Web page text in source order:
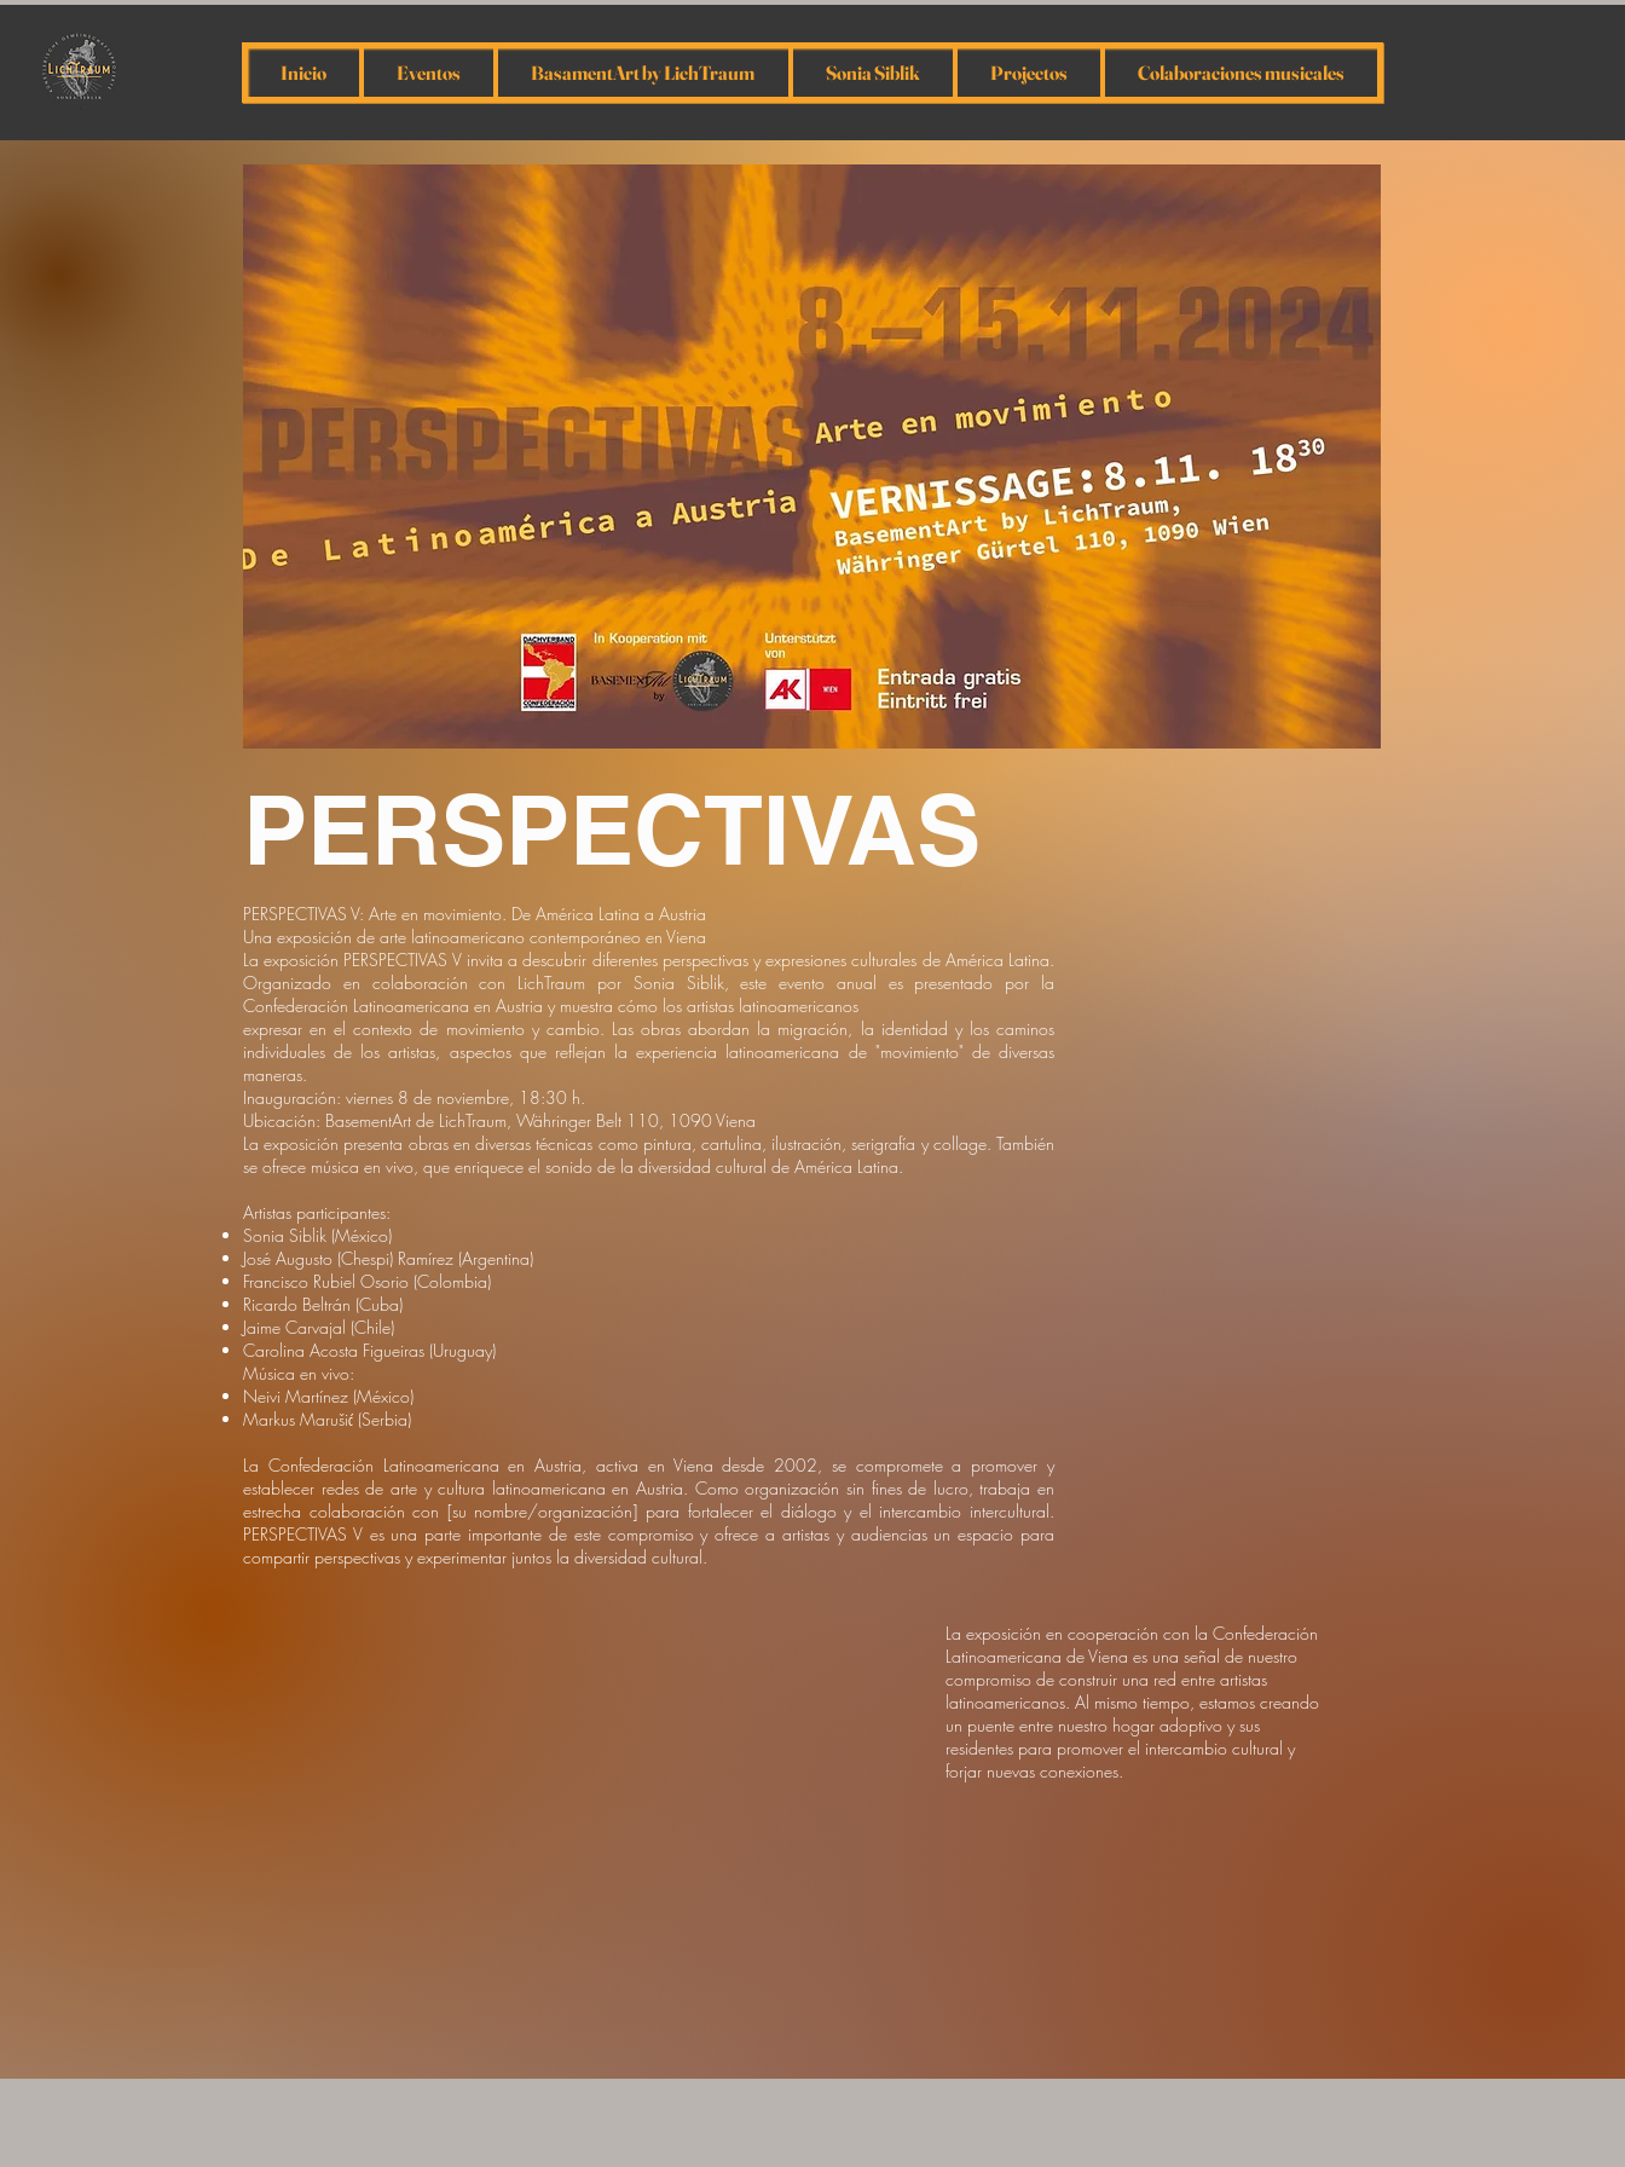
Inicio Eventos BasamentArt by LichTraum Sonia Siblik Projectos Colaboraciones musicales
PERSPECTIVAS
PERSPECTIVAS V: Arte en movimiento. De América Latina a Austria
Una exposición de arte latinoamericano contemporáneo en Viena
La exposición PERSPECTIVAS V invita a descubrir diferentes perspectivas y expresiones culturales de América Latina.
Organizado en colaboración con LichTraum por Sonia Siblik, este evento anual es presentado por la
Confederación Latinoamericana en Austria y muestra cómo los artistas latinoamericanos
expresar en el contexto de movimiento y cambio. Las obras abordan la migración, la identidad y los caminos
individuales de los artistas, aspectos que reflejan la experiencia latinoamericana de "movimiento" de diversas
maneras.
Inauguración: viernes 8 de noviembre, 18:30 h.
Ubicación: BasementArt de LichTraum, Währinger Belt 110, 1090 Viena
La exposición presenta obras en diversas técnicas como pintura, cartulina, ilustración, serigrafía y collage. También
se ofrece música en vivo, que enriquece el sonido de la diversidad cultural de América Latina.
Artistas participantes:
Sonia Siblik (México)
José Augusto (Chespi) Ramírez (Argentina)
Francisco Rubiel Osorio (Colombia)
Ricardo Beltrán (Cuba)
Jaime Carvajal (Chile)
Carolina Acosta Figueiras (Uruguay)
Música en vivo:
Neivi Martínez (México)
Markus Marušić (Serbia)
La Confederación Latinoamericana en Austria, activa en Viena desde 2002, se compromete a promover y
establecer redes de arte y cultura latinoamericana en Austria. Como organización sin fines de lucro, trabaja en
estrecha colaboración con [su nombre/organización] para fortalecer el diálogo y el intercambio intercultural.
PERSPECTIVAS V es una parte importante de este compromiso y ofrece a artistas y audiencias un espacio para
compartir perspectivas y experimentar juntos la diversidad cultural.
La exposición en cooperación con la Confederación
Latinoamericana de Viena es una señal de nuestro
compromiso de construir una red entre artistas
latinoamericanos. Al mismo tiempo, estamos creando
un puente entre nuestro hogar adoptivo y sus
residentes para promover el intercambio cultural y
forjar nuevas conexiones.